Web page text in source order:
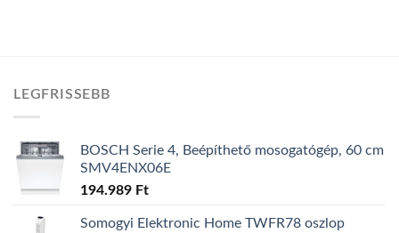
LEGFRISSEBB
BOSCH Serie 4, Beépíthető mosogatógép, 60 cm
SMV4ENX06E
194.989 Ft
Somogyi Elektronic Home TWFR78 oszlop